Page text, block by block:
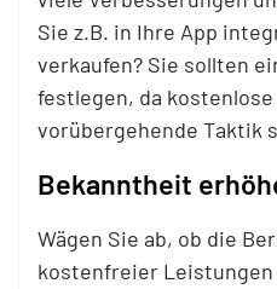
Sie z.B. in Ihre App
verkaufen? Sie sollten
festlegen, da
vorübergehende Taktik
Bekanntheit
Wägen Sie ab, ob die
kostenfreier